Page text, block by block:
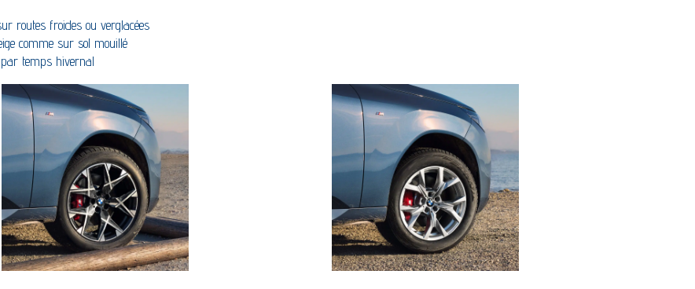
routes froides ou verglacées
comme sur sol mouillé
temps hivernal